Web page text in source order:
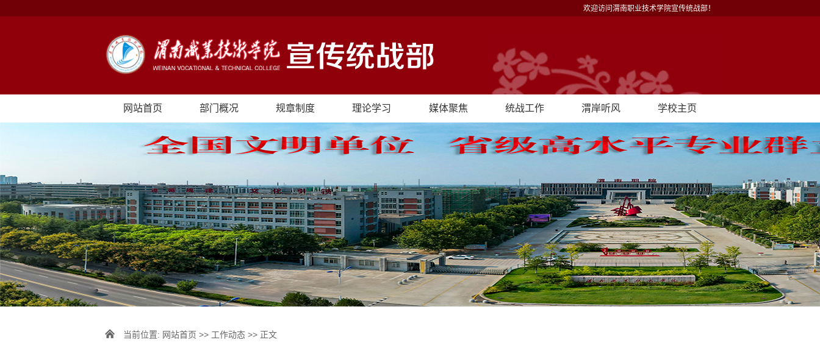
欢迎访问渭南职业技术学院宣传统战部！
网站首页 部门概况 规章制度 理论学习 媒体聚焦 统战工作 渭岸听风 学校主页
当前位置: 网站首页 >> 工作动态 >> 正文